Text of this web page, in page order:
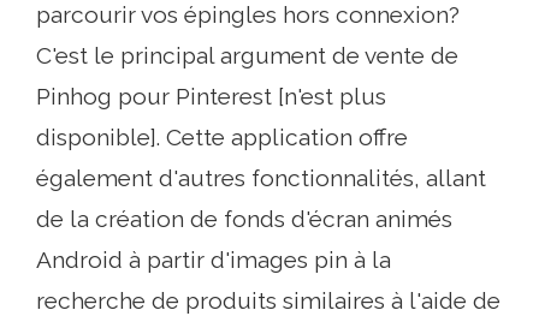
parcourir vos épingles hors connexion?
C'est le principal argument de vente de
Pinhog pour Pinterest [n'est plus
disponible]. Cette application offre
également d'autres fonctionnalités, allant
de la création de fonds d'écran animés
Android à partir d'images pin à la
recherche de produits similaires à l'aide de